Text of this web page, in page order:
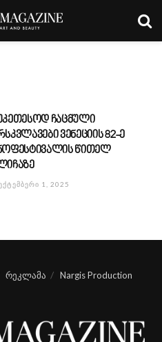
ჩაცმული
ვენეციის 82-ე
წითელ
1, 2025
რეკლამა Nargis Production